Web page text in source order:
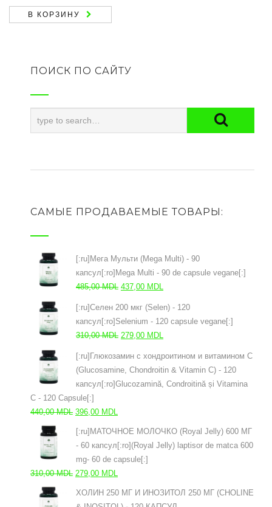
В КОРЗИНУ
ПОИСК ПО САЙТУ
САМЫЕ ПРОДАВАЕМЫЕ ТОВАРЫ:
[:ru]Мега Мульти (Mega Multi) - 90
капсул[:ro]Mega Multi - 90 de capsule vegane[:]
485,00MDL Первоначальная
составляла
437,00 MDL
437,00 MDL.
[:ru]Селен 200 мкг (Selen) - 120
капсул[:ro]Selenium - 120 capsule vegane[:]
310,00MDL Первоначальная
составляла
310,00 MDL.
279,00 MDL
[:ru]Глюкозамин с хондроитином и витамином С
(Glucosamine, Chondroitin & Vitamin C) - 120
капсул[:ro]Glucozamină, Condroitină și Vitamina
C - 120 Capsule[:]
440,00MDL Первоначальная
396,00 MDL
[:ru]МАТОЧНОЕ МОЛОЧКО (Royal Jelly) 600 МГ
- 60 капсул[:ro](Royal Jelly) laptisor de matca 600
mg- 60 de capsule[:]
310,00MDL Первоначальная
279,00 MDL
ХОЛИН 250 МГ И ИНОЗИТОЛ 250 МГ (CHOLINE